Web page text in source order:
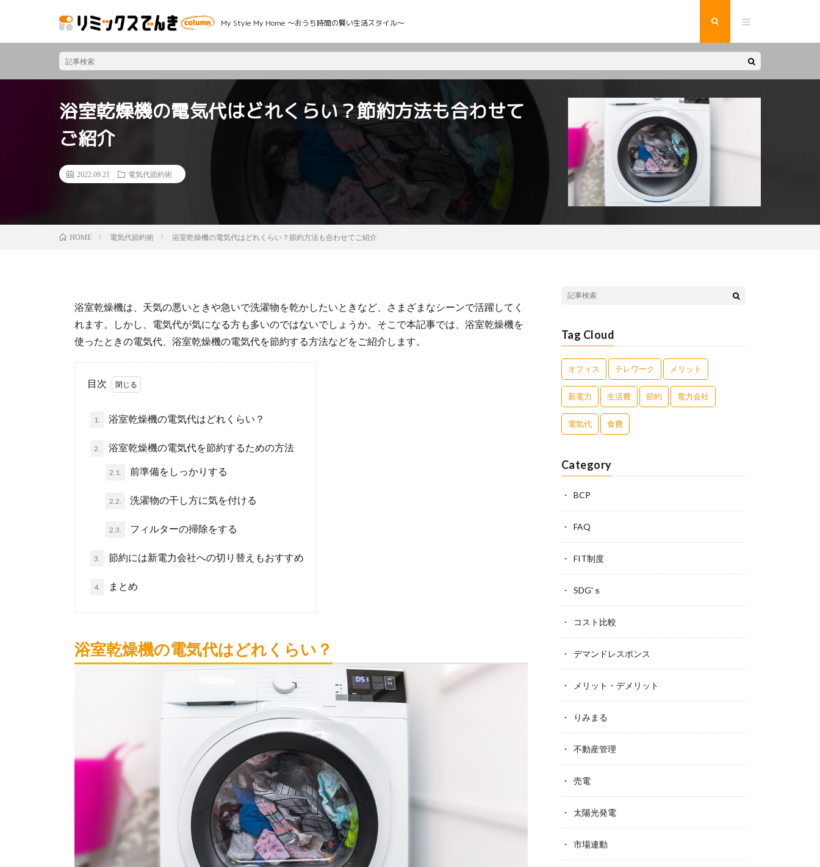
My Style My Home ～おうち時間の賢い生活スタイル～
浴室乾燥機の電気代はどれくらい？節約方法も合わせて
ご紹介
2022.09.21 電気代節約術
HOME 電気代節約術 浴室乾燥機の電気代はどれくらい？節約方法も合わせてご紹介
浴室乾燥機は、天気の悪いときや急いで洗濯物を乾かしたいときなど、さまざまなシーンで活躍してく
れます。しかし、電気代が気になる方も多いのではないでしょうか。そこで本記事では、浴室乾燥機を
使ったときの電気代、浴室乾燥機の電気代を節約する方法などをご紹介します。
目次
1. 浴室乾燥機の電気代はどれくらい？
2. 浴室乾燥機の電気代を節約するための方法
2.1. 前準備をしっかりする
2.2. 洗濯物の干し方に気を付ける
2.3. フィルターの掃除をする
3. 節約には新電力会社への切り替えもおすすめ
4. まとめ
浴室乾燥機の電気代はどれくらい？
Tag Cloud
オフィス テレワーク メリット
新電力 生活費 節約 電力会社
電気代 食費
Category
BCP
FAQ
FIT制度
SDG'ｓ
コスト比較
デマンドレスポンス
メリット・デメリット
りみまる
不動産管理
売電
太陽光発電
市場連動